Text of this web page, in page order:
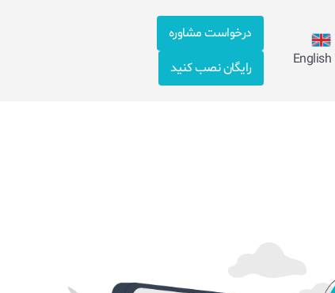
English
درخواست مشاوره
رایگان نصب کنید